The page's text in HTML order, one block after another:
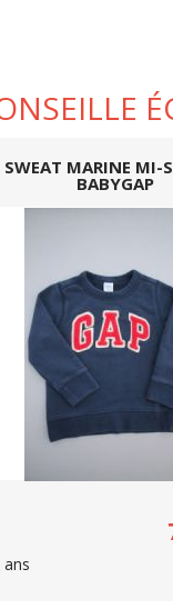
SWEAT MARINE MI-
BABYGAP
ans